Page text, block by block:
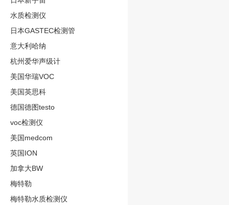
水质检测仪
日本GASTEC检测管
意大利哈纳
杭州爱华声级计
美国华瑞VOC
美国英思科
德国德图testo
voc检测仪
美国medcom
英国ION
加拿大BW
梅特勒
梅特勒水质检测仪